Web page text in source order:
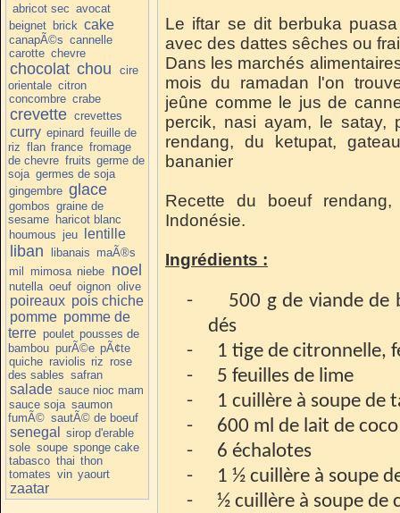
abricot sec avocat
beignet brick cake
canapÃ©s cannelle
carotte chevre
chocolat chou
cire
orientale citron
concombre crabe
crevette crevettes
curry epinard feuille de
riz flan france fromage
de chevre fruits germe de
soja germes de soja
gingembre glace
gombos graine de
sesame haricot blanc
houmous jeu lentille
liban libanais maÃ®s
mil mimosa niebe noel
nutella oeuf oignon olive
poireaux pois chiche
pomme pomme de
terre poulet pousses de
bambou purÃ©e pÃ¢te
quiche raviolis riz rose
des sables safran
salade sauce nioc mam
sauce soja saumon
fumÃ© sautÃ© de boeuf
senegal
sirop d'erable
sole soupe sponge cake
tabasco thai thon
tomates vin yaourt
zaatar
Le iftar se dit berbuka
avec des dattes sêches ou
Dans les marchés
mois du ramadan l'on
jeûne comme le jus de
percik, nasi ayam, le satay,
rendang, du ketupat,
bananier
Recette du boeuf
Indonésie.
Ingrédients :
-
500 g de viande de
dés
-
1 tige de citronnelle,
-
5 feuilles de lime
-
1 cuillère à soupe de
-
600 ml de lait de coco
-
6 échalotes
-
1 ½ cuillère à soupe
-
½ cuillère à soupe de